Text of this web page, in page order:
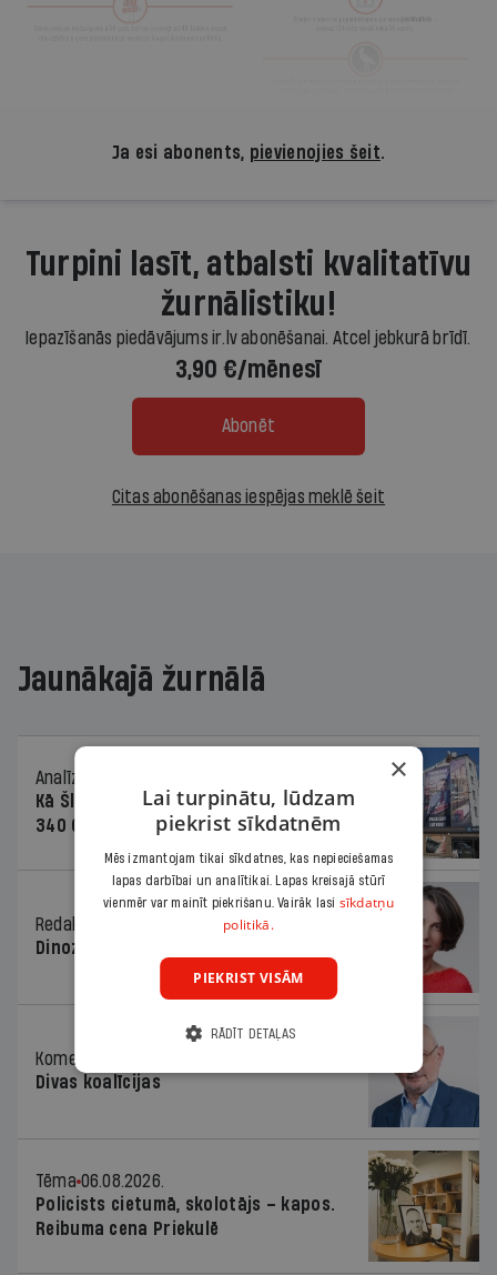
Ja esi abonents, pievienojies šeit.
Turpini lasīt, atbalsti kvalitatīvu
žurnālistiku!
Iepazīšanās piedāvājums ir.lv abonēšanai. Atcel jebkurā brīdī.
3,90 €/mēnesī
Abonēt
Citas abonēšanas iespējas meklē šeit
Jaunākajā žurnālā
Analīze
Kā Šlesera partija palika nesodīta par
340 000 vērtu reklāmas kampaņu
Redaktores sleja
06.08.2026.
Dinozaura triks
Komentārs
Divas koalīcijas
Tēma 06.08.2026.
Policists cietumā, skolotājs – kapos.
Reibuma cena Priekulē
×
Lai turpinātu, lūdzam
piekrist sīkdatnēm
Mēs izmantojam tikai sīkdatnes, kas nepieciešamas
lapas darbībai un analītikai. Lapas kreisajā stūrī
vienmēr var mainīt piekrišanu. Vairāk lasi sīkdatņu
politikā.
PIEKRIST VISĀM
RĀDĪT DETAĻAS